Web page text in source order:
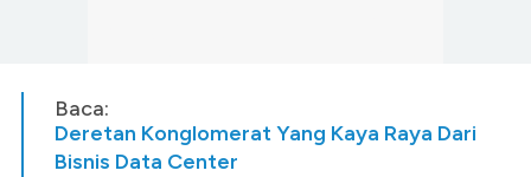
Baca:
Deretan Konglomerat Yang Kaya Raya Dari
Bisnis Data Center